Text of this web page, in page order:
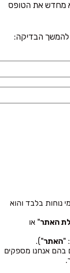
מחדש את הטופס
הבדיקה:
נוחות בלבד והוא
האתר" או
האתר").
בהם אנחנו מספקים